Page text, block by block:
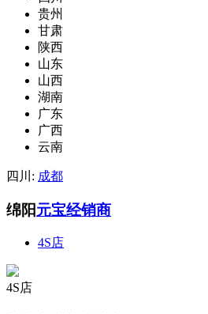
贵州
甘肃
陕西
山东
山西
湖南
广东
广西
云南
四川: 成都
绵阳元宝经销商
4S店
4S店